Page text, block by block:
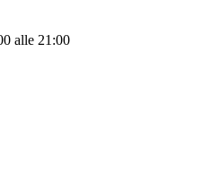
alle 21:00